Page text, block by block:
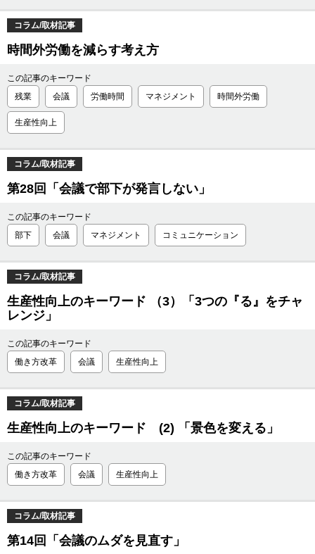
コラム/取材記事
時間外労働を減らす考え方
この記事のキーワード
残業
会議 労働時間 マネジメント 時間外労働
生産性向上
コラム/取材記事
第28回「会議で部下が発言しない」
この記事のキーワード
部下
会議 マネジメント コミュニケーション
コラム/取材記事
生産性向上のキーワード （3）「3つの『る』をチャ
レンジ」
この記事のキーワード
働き方改革
会議 生産性向上
コラム/取材記事
生産性向上のキーワード (2) 「景色を変える」
この記事のキーワード
働き方改革
会議 生産性向上
コラム/取材記事
第14回「会議のムダを見直す」